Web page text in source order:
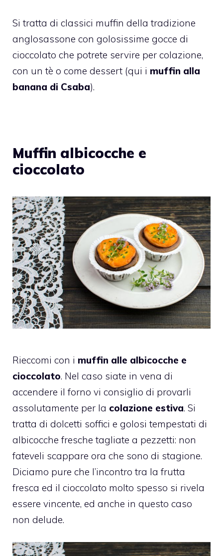
Si tratta di classici muffin della tradizione
anglosassone con golosissime gocce di
cioccolato che potrete servire per colazione,
con un tè o come dessert (qui i muffin alla
banana di Csaba).
Muffin albicocche e
cioccolato
Rieccomi con i muffin alle albicocche e
cioccolato. Nel caso siate in vena di
accendere il forno vi consiglio di provarli
assolutamente per la colazione estiva. Si
tratta di dolcetti soffici e golosi tempestati di
albicocche fresche tagliate a pezzetti: non
fateveli scappare ora che sono di stagione.
Diciamo pure che l’incontro tra la frutta
fresca ed il cioccolato molto spesso si rivela
essere vincente, ed anche in questo caso
non delude.